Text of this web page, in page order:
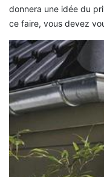
donnera une idée du
ce faire, vous devez